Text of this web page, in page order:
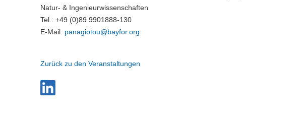
Natur- & Ingenieurwissenschaften
Tel.: +49 (0)89 9901888-130
E-Mail: panagiotou@bayfor.org
Zurück zu den Veranstaltungen